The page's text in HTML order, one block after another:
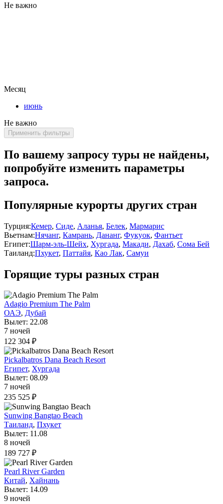
Не важно
Месяц
июнь
Не важно
Применить фильтры
По вашему запросу туры не найдены,
попробуйте изменить параметры
запроса.
Популярные курорты других стран
Турция:Кемер, Сиде, Аланья, Белек, Мармарис
Вьетнам:Нячанг, Камрань, Дананг, Фукуок, Фантьет
Египет:Шарм-эль-Шейх, Хургада, Макади, Дахаб, Сома Бей
Таиланд:Пхукет, Паттайя, Као Лак, Самуи
Горящие туры разных стран
Adagio Premium The Palm
ОАЭ, Дубай
Вылет: 22.08
7 ночей
122 304 ₽
Pickalbatros Dana Beach Resort
Египет, Хургада
Вылет: 08.09
7 ночей
235 525 ₽
Sunwing Bangtao Beach
Таиланд, Пхукет
Вылет: 11.08
8 ночей
189 727 ₽
Pearl River Garden
Китай, Хайнань
Вылет: 14.09
9 ночей